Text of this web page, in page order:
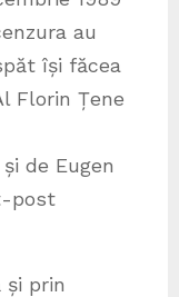
au
își făcea
Florin Țene
de Eugen
post
și prin